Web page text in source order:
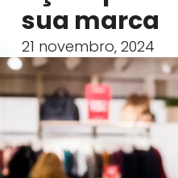
sua marca
21 novembro, 2024